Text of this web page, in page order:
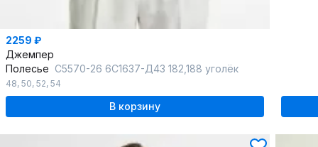
2259 ₽
Джемпер
Полесье С5570-26 6С1637-Д43 182,188 уголёк
48, 50, 52, 54
В корзину